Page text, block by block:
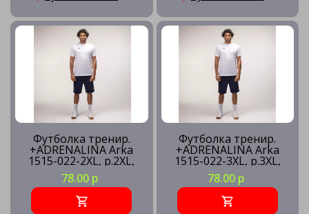
Футболка тренир.
+ADRENALINA Arka
1515-022-2XL, р.2XL,
полиэстер, хлопок,
вискоза, белый
78.00 р
Футболка тренир.
+ADRENALINA Arka
1515-022-3XL, р.3XL,
полиэстер, хлопок,
вискоза, белый
78.00 р